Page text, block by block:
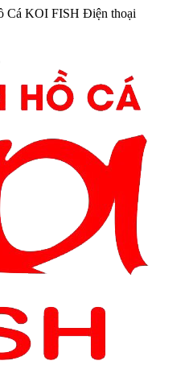
Cá KOI FISH Điện thoại